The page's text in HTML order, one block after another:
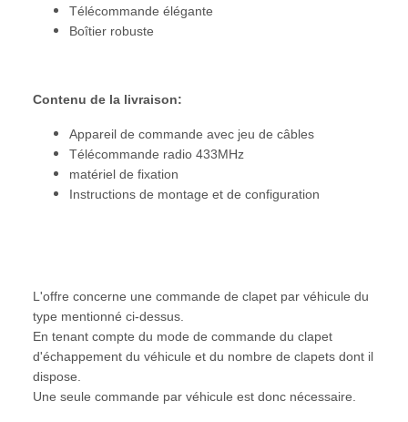
Télécommande élégante
Boîtier robuste
Contenu de la livraison:
Appareil de commande avec jeu de câbles
Télécommande radio 433MHz
matériel de fixation
Instructions de montage et de configuration
L'offre concerne une commande de clapet par véhicule du
type mentionné ci-dessus.
En tenant compte du mode de commande du clapet
d'échappement du véhicule et du nombre de clapets dont il
dispose.
Une seule commande par véhicule est donc nécessaire.